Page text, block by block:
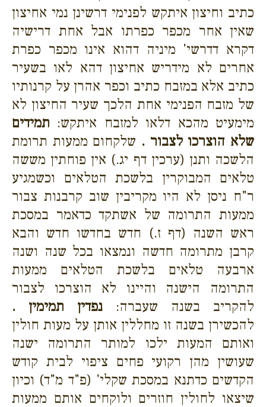
כתיב וחיצון איתקש לפנימי דרשינן נמי אחיצון
שאין אחר מכפר כפרתו אבל אחת דרישיה
דקרא דדרשי' מיניה דהוא אינו מכפר כפרת
אחרים לא מידריש אחיצון דהא לאו בשעיר
כתיב אלא במזבח כתיב וכפר אהרן על קרנותיו
של מזבח הפנימי אחת הלכך שעיר החיצון לא
מימעיט מהכא דלאו למזבח איתקש: תמידים
שלא הוצרכו לצבור . שלקחום ממעות תרומת
הלשכה ותנן (ערכין דף יג.) אין פוחתין מששה
טלאים המבוקרין בלשכת הטלאים וכשמגיע
ר"ח ניסן לא היו מקריבין שוב קרבנות צבור
ממעות התרומה של אשתקד כדאמר במסכת
ראש השנה (דף ז.) חדש בחדשו חדש והבא
קרבן מתרומה חדשה ונמצאו בכל שנה ושנה
ארבעה טלאים בלשכת הטלאים ממעות
התרומה הישנה והיינו לא הוצרכו לצבור
להקריב בשנה שעברה: נפדין תמימין .
להכשירן בשנה זו מחללין אותן על מעות חולין
ואותם המעות ילכו למותר התרומה ישנה
שעושין מהן רקועי פחים ציפוי לבית קודש
הקדשים כדתנא במסכת שקלי' (פ"ד מ"ד) וכיון
שיצאו לחולין חוזרים ולוקחים אותם ממעות